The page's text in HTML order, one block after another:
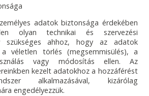
adatok biztonsága érdekében
olyan technikai és szervezési
szükséges ahhoz, hogy az adatok
véletlen törlés (megsemmisülés), a
vagy módosítás ellen. Az
kezelt adatokhoz a hozzáférést
alkalmazásával, kizárólag
engedélyezzük.